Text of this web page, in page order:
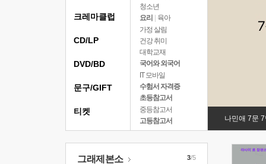
청소년
요리
육아
가정 살림
건강 취미
대학교재
국어와 외국어
IT 모바일
수험서 자격증
초등참고서
중등참고서
고등참고서
나민애 7문
크레마클럽
CD/LP
DVD/BD
문구/GIFT
티켓
그래제본소 3/5